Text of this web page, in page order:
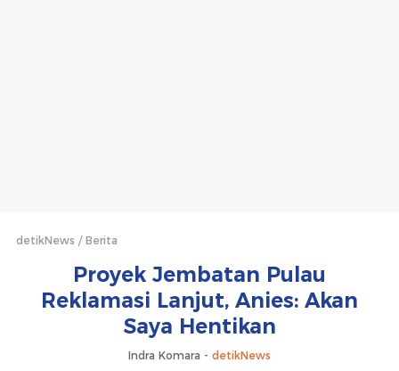
detikNews Berita
Proyek Jembatan Pulau
Reklamasi Lanjut, Anies: Akan
Saya Hentikan
Indra Komara - detikNews